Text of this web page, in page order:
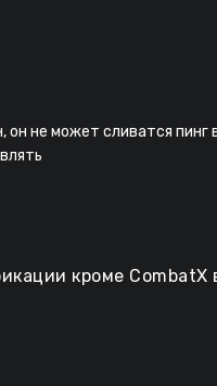
не может сливатся пинг
кроме CombatX